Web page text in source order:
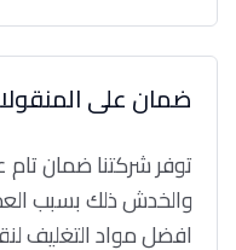
ضمان على
توفر شركتنا ضمان
والخدش ذلك بسبب
افضل مواد التغليف